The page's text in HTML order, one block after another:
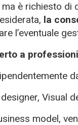
è richiesto di
, la
l’eventuale
a
Visual
model,